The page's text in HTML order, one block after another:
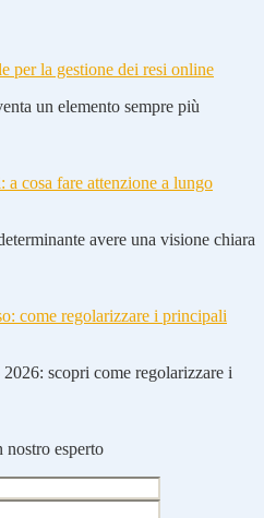
per la gestione dei resi online
un elemento sempre più
a cosa fare attenzione a lungo
avere una visione chiara
come regolarizzare i principali
scopri come regolarizzare i
nostro esperto